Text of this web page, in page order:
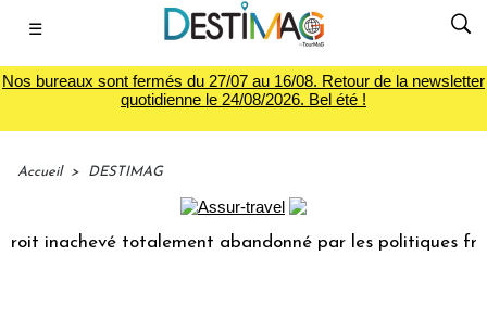
☰
Nos bureaux sont fermés du 27/07 au 16/08. Retour de la newsletter
quotidienne le 24/08/2026. Bel été !
Accueil > DESTIMAG
inachevé totalement abandonné par les politiques